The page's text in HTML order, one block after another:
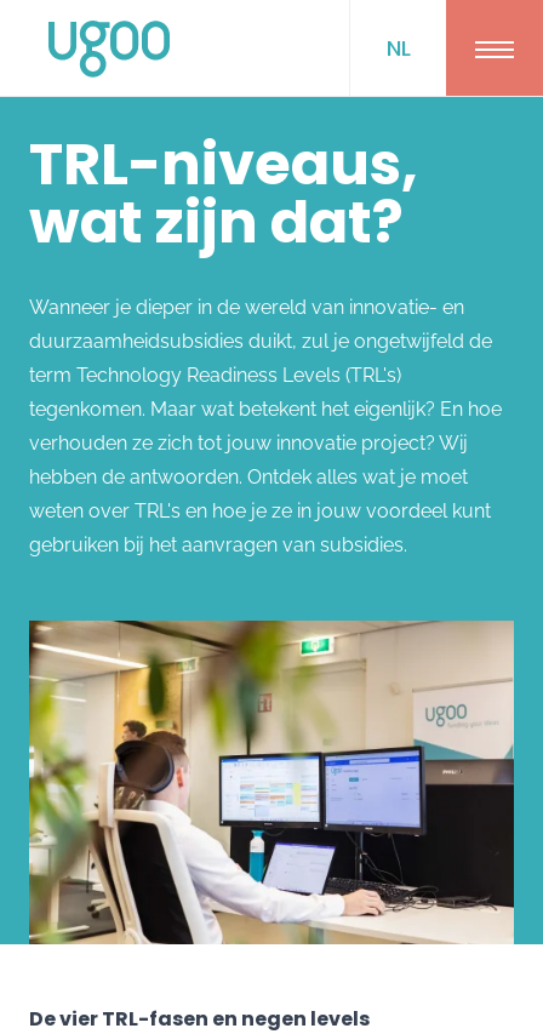
NL
TRL-niveaus,
wat zijn dat?
Wanneer je dieper in de wereld van innovatie- en
duurzaamheidsubsidies duikt, zul je ongetwijfeld de
term Technology Readiness Levels (TRL's)
tegenkomen. Maar wat betekent het eigenlijk? En hoe
verhouden ze zich tot jouw innovatie project? Wij
hebben de antwoorden. Ontdek alles wat je moet
weten over TRL's en hoe je ze in jouw voordeel kunt
gebruiken bij het aanvragen van subsidies.
De vier TRL-fasen en negen levels